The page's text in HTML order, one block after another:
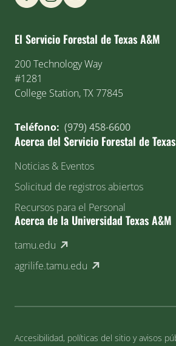
El Servicio Forestal de Texas A&M
200 Technology Way
#1281
College Station, TX 77845
Teléfono: (979) 458-6600
Acerca del Servicio Forestal de
Noticias & Eventos
Solicitud de registros abiertos
Recursos para el Personal
Acerca de la Universidad Texas A&M
tamu.edu (external link)
agrilife.tamu.edu (external link)
Accesibilidad, políticas del sitio y avisos